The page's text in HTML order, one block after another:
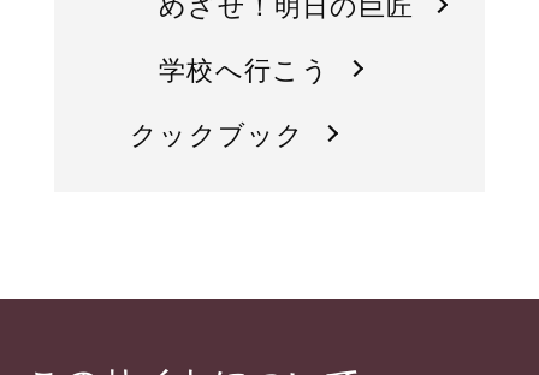
学校へ行こう
クックブック